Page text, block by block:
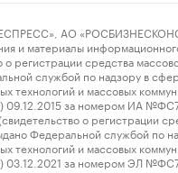
АО
и материалы
о регистрации средства
службой по надзору в
технологий и массовых
09.12.2015 за номером ИА
о регистрации
Федеральной службой по
технологий и массовых
03.12.2021 за номером ЭЛ